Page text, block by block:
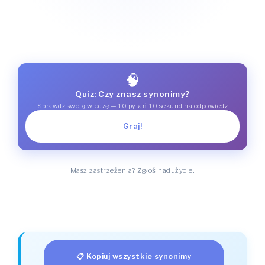
🧠
Quiz: Czy znasz synonimy?
Sprawdź swoją wiedzę — 10 pytań, 10 sekund na odpowiedź
Graj!
Masz zastrzeżenia? Zgłoś nadużycie.
📋 Kopiuj wszystkie synonimy